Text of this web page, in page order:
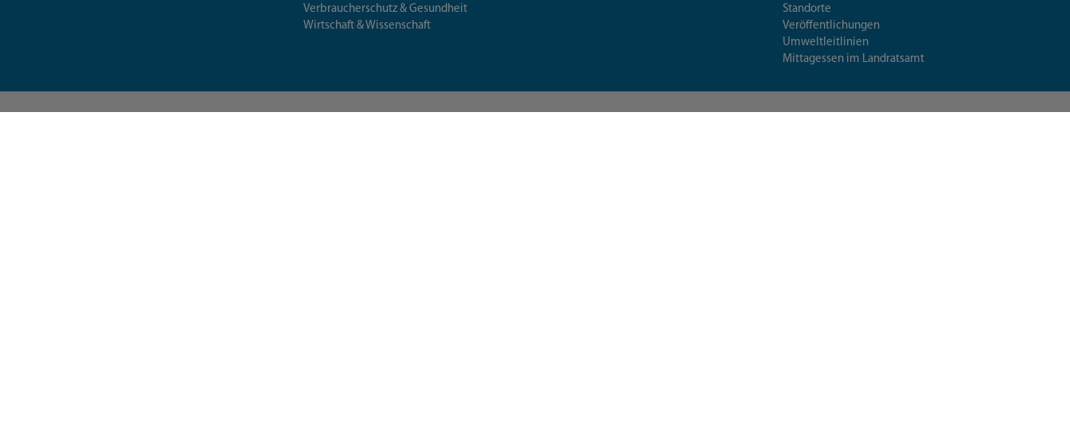
Verbraucherschutz & Gesundheit
Wirtschaft & Wissenschaft
Standorte
Veröffentlichungen
Umweltleitlinien
Mittagessen im Landratsamt